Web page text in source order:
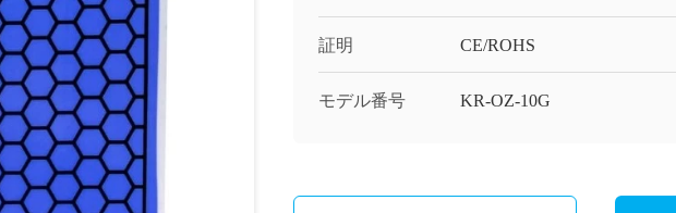
証明 CE/ROHS
モデル番号 KR-OZ-10G